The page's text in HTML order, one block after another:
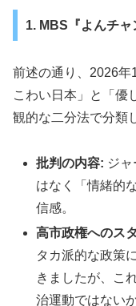
1. MBS『よんチ
前述の通り、2026年
こわい日本」と「優
観的な二分法で分類
批判の内容: ジ
はなく「情緒的
信感。
高市政権へのス
タカ派的な政策
きましたが、こ
治運動ではない